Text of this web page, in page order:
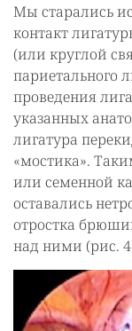
Мы старались
контакт
(или круглой
париетального
проведения
указанных
лигатура
«мостика».
или семенной
оставались
отростка
над ними (рис.